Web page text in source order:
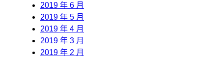
2019 年 6 月
2019 年 5 月
2019 年 4 月
2019 年 3 月
2019 年 2 月